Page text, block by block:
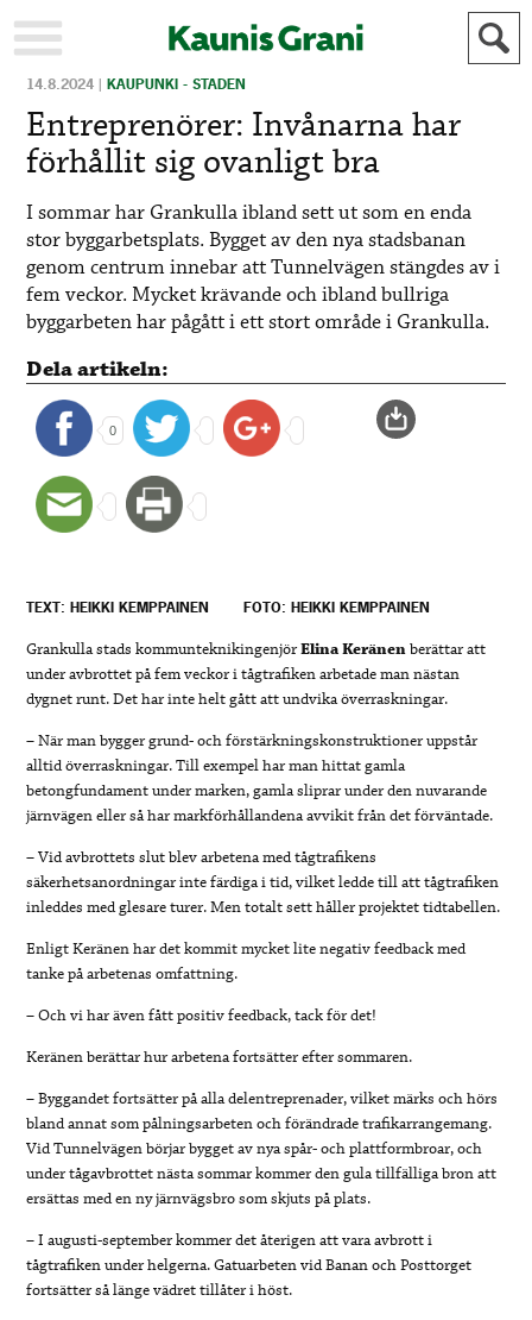
KAUPUNKI
STADEN
AJANKOHTAISTA
AKTUELLT
URHEILU
IDROTT
KULTTUURI
KULTUR
HISTORIA
HISTORIA
YLEINEN
ALLMÄN
MAINOSTAJILLE
FÖR
14.8.2024 |KAUPUNKI - STADEN
Entreprenörer: Invånarna har
förhållit sig ovanligt bra
I sommar har Grankulla ibland sett ut som en enda
stor byggarbetsplats. Bygget av den nya stadsbanan
genom centrum innebar att Tunnelvägen stängdes av i
fem veckor. Mycket krävande och ibland bullriga
byggarbeten har pågått i ett stort område i Grankulla.
Dela artikeln:
0
TEXT: HEIKKI KEMPPAINEN FOTO: HEIKKI KEMPPAINEN
Grankulla stads kommunteknikingenjörElina Keränenberättar att
under avbrottet på fem veckor i tågtrafiken arbetade man nästan
dygnet runt. Det har inte helt gått att undvika överraskningar.
– När man bygger grund- och förstärkningskonstruktioner uppstår
alltid överraskningar. Till exempel har man hittat gamla
betongfundament under marken, gamla sliprar under den nuvarande
järnvägen eller så har markförhållandena avvikit från det förväntade.
– Vid avbrottets slut blev arbetena med tågtrafikens
säkerhetsanordningar inte färdiga i tid, vilket ledde till att tågtrafiken
inleddes med glesare turer. Men totalt sett håller projektet tidtabellen.
Enligt Keränen har det kommit mycket lite negativ feedback med
tanke på arbetenas omfattning.
– Och vi har även fått positiv feedback, tack för det!
Keränen berättar hur arbetena fortsätter efter sommaren.
– Byggandet fortsätter på alla delentreprenader, vilket märks och hörs
bland annat som pålningsarbeten och förändrade trafikarrangemang.
Vid Tunnelvägen börjar bygget av nya spår- och plattformbroar, och
under tågavbrottet nästa sommar kommer den gula tillfälliga bron att
ersättas med en ny järnvägsbro som skjuts på plats.
– I augusti-september kommer det återigen att vara avbrott i
tågtrafiken under helgerna. Gatuarbeten vid Banan och Posttorget
fortsätter så länge vädret tillåter i höst.